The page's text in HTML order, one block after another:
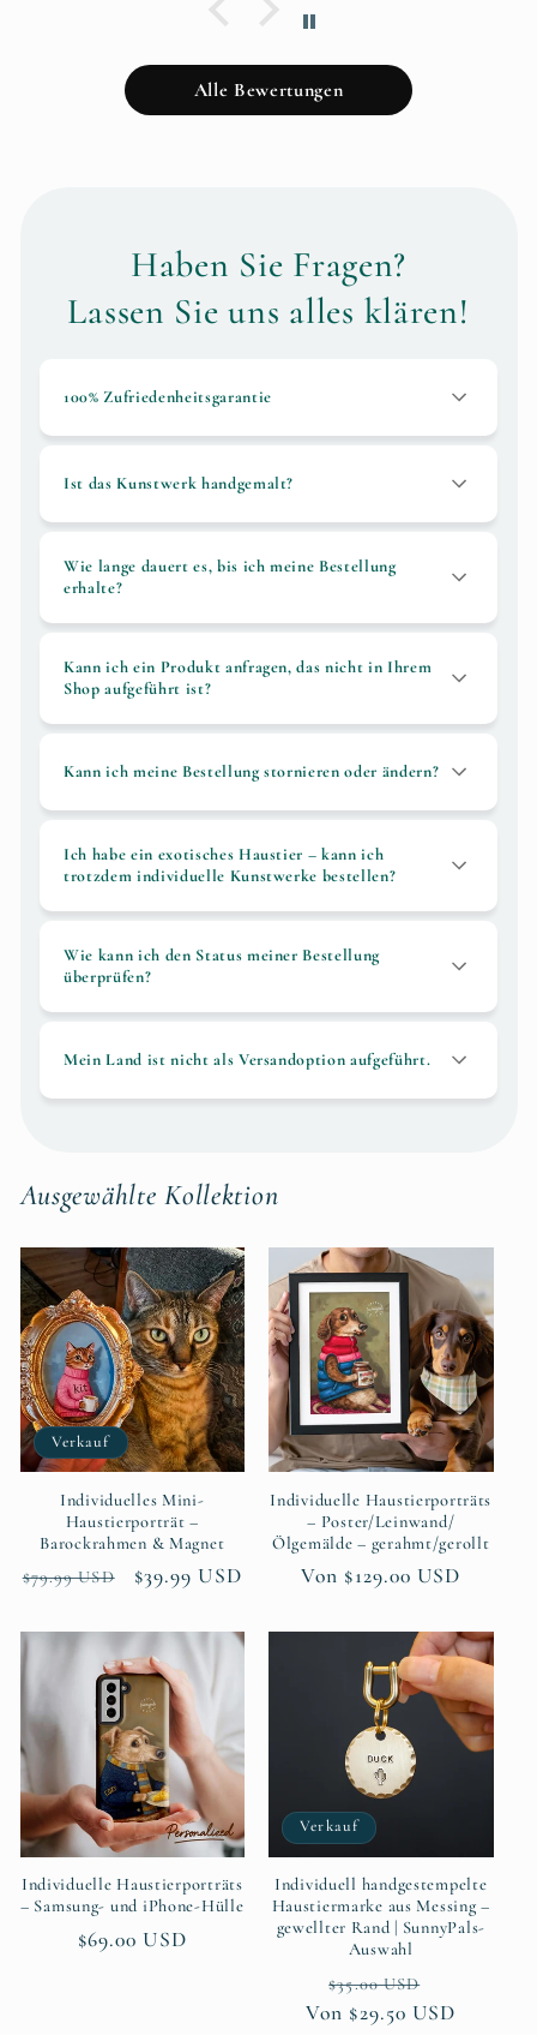
Alle Bewertungen
Haben Sie Fragen?
Lassen Sie uns alles klären!
100% Zufriedenheitsgarantie
Ist das Kunstwerk handgemalt?
Wie lange dauert es, bis ich meine Bestellung
erhalte?
Kann ich ein Produkt anfragen, das nicht in Ihrem
Shop aufgeführt ist?
Kann ich meine Bestellung stornieren oder ändern?
Ich habe ein exotisches Haustier – kann ich
trotzdem individuelle Kunstwerke bestellen?
Wie kann ich den Status meiner Bestellung
überprüfen?
Mein Land ist nicht als Versandoption aufgeführt.
Ausgewählte Kollektion
Verkauf
Individuelles Mini-
Haustierporträt –
Barockrahmen & Magnet
Normaler
$79.99 USD Verkaufspreis
$39.99 USD
Individuelle Haustierporträts
– Poster/Leinwand/
Ölgemälde – gerahmt/gerollt
Normaler
Von $129.00 USD
Individuelle Haustierporträts
– Samsung- und iPhone-Hülle
Normaler
$69.00 USD
Verkauf
Individuell handgestempelte
Haustiermarke aus Messing –
gewellter Rand | SunnyPals-
Auswahl
Normaler
Preis
$35.00 USD
Von $29.50 USD